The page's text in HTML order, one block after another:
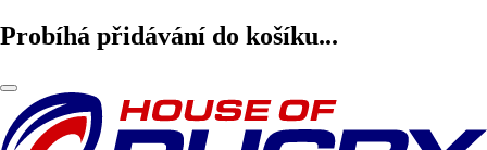
Probíhá přidávání do košíku...